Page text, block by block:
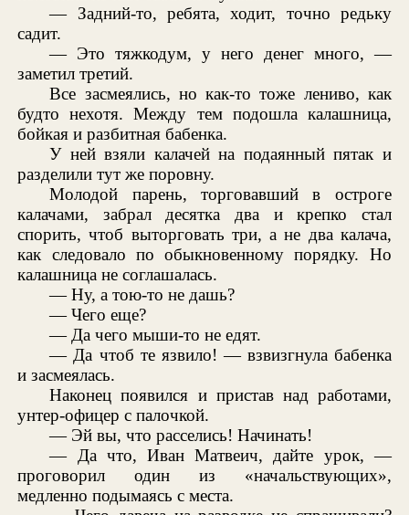
— Задний-то, ребята, ходит, точно редьку
садит.
— Это тяжкодум, у него денег много, —
заметил третий.
Все засмеялись, но как-то тоже лениво, как
будто нехотя. Между тем подошла калашница,
бойкая и разбитная бабенка.
У ней взяли калачей на подаянный пятак и
разделили тут же поровну.
Молодой парень, торговавший в остроге
калачами, забрал десятка два и крепко стал
спорить, чтоб выторговать три, а не два калача,
как следовало по обыкновенному порядку. Но
калашница не соглашалась.
— Ну, а тою-то не дашь?
— Чего еще?
— Да чего мыши-то не едят.
— Да чтоб те язвило! — взвизгнула бабенка
и засмеялась.
Наконец появился и пристав над работами,
унтер-офицер с палочкой.
— Эй вы, что расселись! Начинать!
— Да что, Иван Матвеич, дайте урок, —
проговорил один из «начальствующих»,
медленно подымаясь с места.